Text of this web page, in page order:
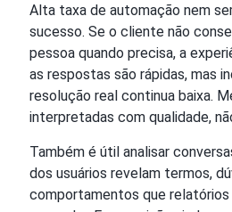
Alta taxa de automação nem
sucesso. Se o cliente não
pessoa quando precisa, a
as respostas são rápidas, mas
resolução real continua baixa.
interpretadas com qualidade,
Também é útil analisar
dos usuários revelam termos,
comportamentos que